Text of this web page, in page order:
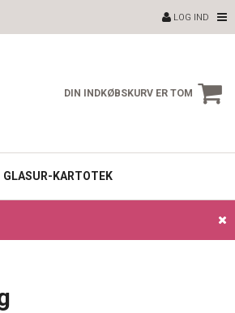
LOG IND
DIN INDKØBSKURV ER TOM
GLASUR-KARTOTEK